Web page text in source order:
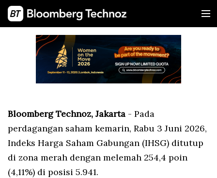
Bloomberg Technoz, Jakarta - Pada
perdagangan saham kemarin, Rabu 3 Juni 2026,
Indeks Harga Saham Gabungan (IHSG) ditutup
di zona merah dengan melemah 254,4 poin
(4,11%) di posisi 5.941.